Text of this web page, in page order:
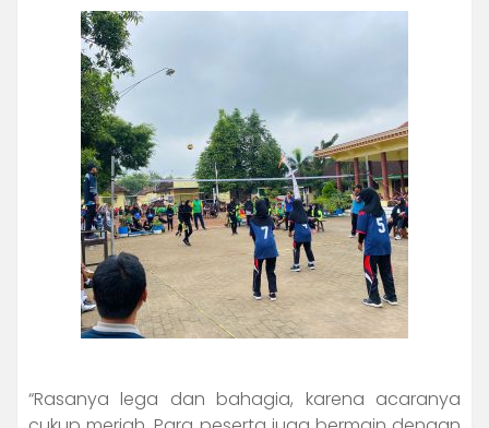
“Rasanya lega dan bahagia, karena acaranya